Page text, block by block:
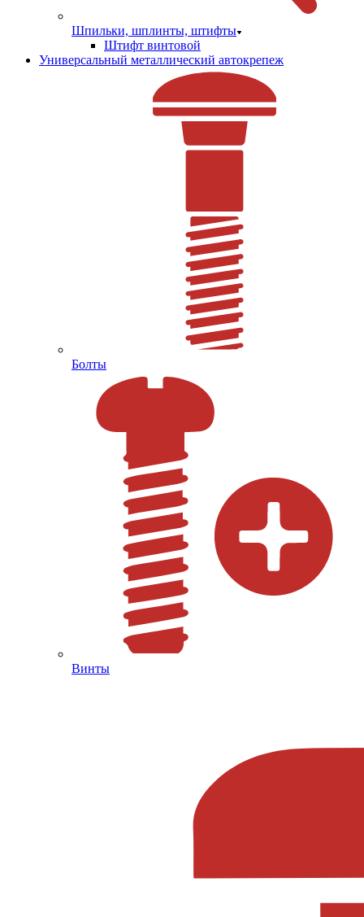
Шпильки, шплинты, штифты
Штифт винтовой
Универсальный металлический автокрепеж
Болты
Винты